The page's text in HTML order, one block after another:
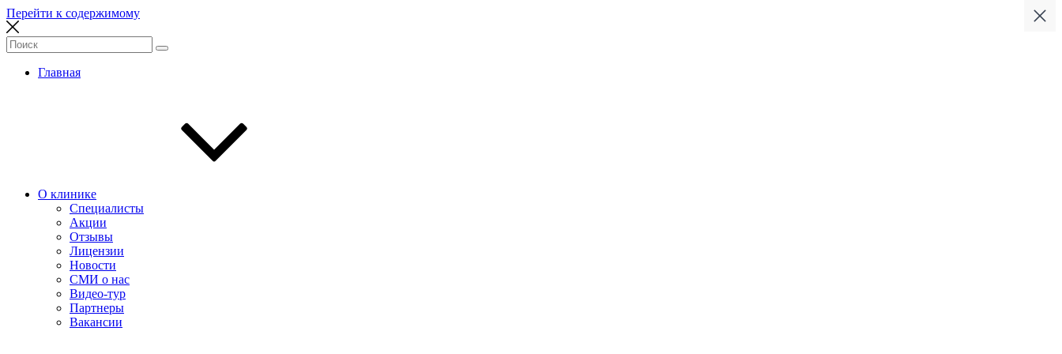
Перейти к содержимому
Главная
О клинике
Специалисты
Акции
Отзывы
Лицензии
Новости
СМИ о нас
Видео-тур
Партнеры
Вакансии